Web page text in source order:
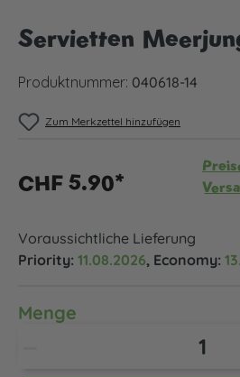
Servietten
Produktnummer: 040618-14
Zum Merkzettel hinzufügen
CHF 5.90*
Voraussichtliche Lieferung
Priority: 11.08.2026, Economy:
Menge